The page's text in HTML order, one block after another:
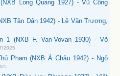
Long Quang 1927) - Vũ Công
Tân Dân 1942) - Lê Văn Trương,
1 (NXB F. Van-Vovan 1930) - Võ
2025
Phạm (NXB Á Châu 1942) - Ngô